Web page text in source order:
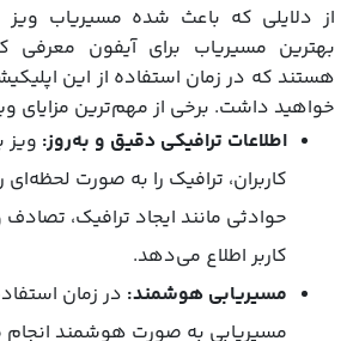
بهترین مسیریاب برای آیفون معرفی
هستند که در زمان استفاده از این
خواهید داشت. برخی از مهم‌ترین مزایای ویز
اطلاعات ترافیکی دقیق و به‌روز: ویز
کاربران، ترافیک را به صورت
حوادثی مانند ایجاد ترافیک، تصادف
کاربر اطلاع می‌دهد.
مسیریابی هوشمند: در زمان
مسیریابی به صورت هوشمند انجام